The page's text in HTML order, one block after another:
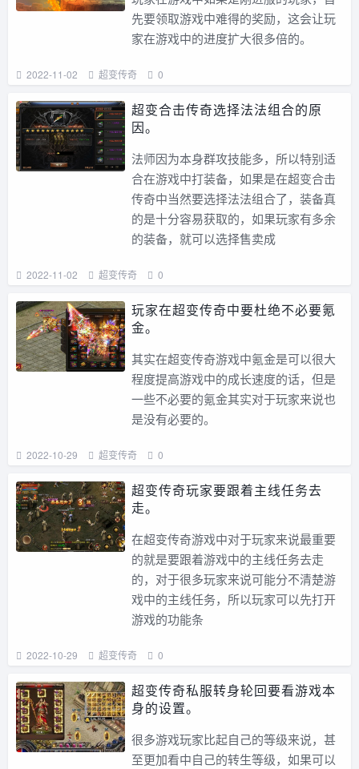
先要领取游戏中难得的奖励，这会让玩
家在游戏中的进度扩大很多倍的。
2022-11-02 超变传奇 0
超变合击传奇选择法法组合的原
因。
法师因为本身群攻技能多，所以特别适
合在游戏中打装备，如果是在超变合击
传奇中当然要选择法法组合了，装备真
的是十分容易获取的，如果玩家有多余
的装备，就可以选择售卖成
2022-11-02 超变传奇 0
玩家在超变传奇中要杜绝不必要氪
金。
其实在超变传奇游戏中氪金是可以很大
程度提高游戏中的成长速度的话，但是
一些不必要的氪金其实对于玩家来说也
是没有必要的。
2022-10-29 超变传奇 0
超变传奇玩家要跟着主线任务去
走。
在超变传奇游戏中对于玩家来说最重要
的就是要跟着游戏中的主线任务去走
的，对于很多玩家来说可能分不清楚游
戏中的主线任务，所以玩家可以先打开
游戏的功能条
2022-10-29 超变传奇 0
超变传奇私服转身轮回要看游戏本
身的设置。
很多游戏玩家比起自己的等级来说，甚
至更加看中自己的转生等级，如果可以